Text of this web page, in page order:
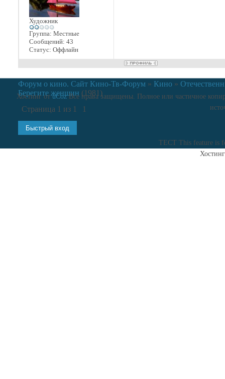
Художник
Группа: Местные
Сообщений: 43
Статус: Оффлайн
Форум о кино. Сайт Кино-Тв-Форум » Кино »
Берегите женщин (1981)
Страница 1 из 1 1
ТЕСТ This feature is
Хостинг отuCozВсе права защищены. Полное или частичное